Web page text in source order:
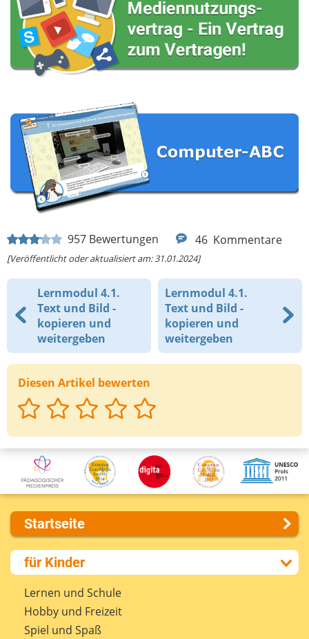
957 Bewertungen 46 Kommentare
[Veröffentlicht oder aktualisiert am: 31.01.2024]
Lernmodul 4.1.
Text und Bild -
kopieren und
weitergeben
Lernmodul 4.1.
Text und Bild -
kopieren und
weitergeben
Diesen Artikel bewerten
Startseite
Über uns
Presse
Kontakt
Impressum
Internet-ABC Sitemap
für Kinder
Lernen und Schule
Hobby und Freizeit
Spiel und Spaß